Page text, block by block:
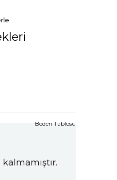
Beden Tablosu